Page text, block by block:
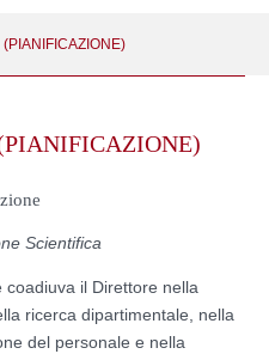
(PIANIFICAZIONE)
Scientifica
coadiuva il Direttore nella
ricerca dipartimentale, nella
del personale e nella